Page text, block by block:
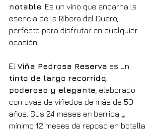
notable . Es un vino que encarna la
esencia de la Ribera del Duero,
perfecto para disfrutar en cualquier
ocasión.
El Viña Pedrosa Reserva es un
tinto de largo recorrido,
poderoso y elegante , elaborado
con uvas de viñedos de más de 50
años. Sus 24 meses en barrica y
mínimo 12 meses de reposo en botella